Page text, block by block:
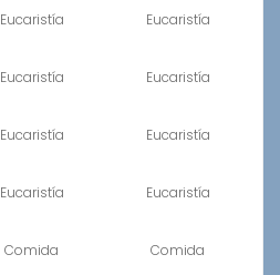
Eucaristía Eucaristía
Eucaristía Eucaristía
Eucaristía Eucaristía
Eucaristía Eucaristía
Comida Comida